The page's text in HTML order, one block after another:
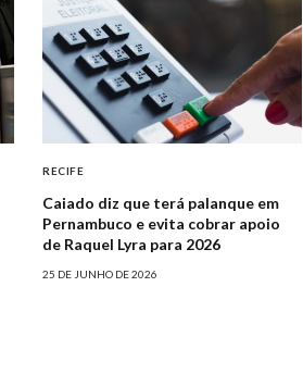
RECIFE
Caiado diz que terá palanque em
Pernambuco e evita cobrar apoio
de Raquel Lyra para 2026
25 DE JUNHO DE 2026